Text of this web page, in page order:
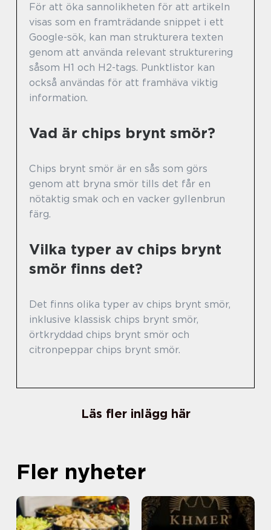
För att öka sannolikheten för att artikeln
visas som en framträdande snippet i ett
Google-sök, kan man strukturera texten
genom att använda relevant strukturering
såsom H1 och H2-tags. Punktlistor kan
också användas för att framhäva viktig
information.
Vad är chips brynt smör?
Chips brynt smör är en sås som görs
genom att bryna smör tills det får en
nötaktig smak och en vacker gyllenbrun
färg.
Vilka typer av chips brynt
smör finns det?
Det finns olika typer av chips brynt smör,
inklusive klassisk chips brynt smör,
örtkryddad chips brynt smör och
citronpeppar chips brynt smör.
Läs fler inlägg här
Fler nyheter